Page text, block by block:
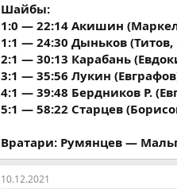
Шайбы:
1:0 — 22:14 Акишин
1:1 — 24:30 Дыньков
2:1 — 30:13 Карабань
3:1 — 35:56 Лукин
4:1 — 39:48 Бердников Р.
5:1 — 58:22 Старцев
Вратари: Румянцев —
10.12.2021